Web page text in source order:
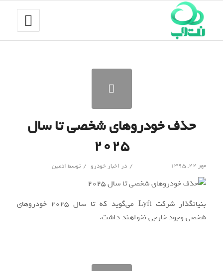
حذف خودروهای شخصی تا سال
۲۰۲۵
مهر ۲۲, ۱۳۹۵ / در اخبار خودرو / توسط ادمین
بنیانگذار شرکت Lyft می‌گوید که تا سال ۲۰۲۵ خودروهای
شخصی وجود خارجی نخواهند داشت.